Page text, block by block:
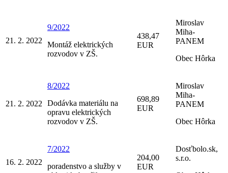
21. 2. 2022
9/2022
Montáž elektrických
rozvodov v ZŠ.
438,47
EUR
Miroslav
Miha-
PANEM
Obec Hôrka
21. 2. 2022
8/2022
Dodávka materiálu na
opravu elektrických
rozvodov v ZŠ.
698,89
EUR
Miroslav
Miha-
PANEM
Obec Hôrka
16. 2. 2022
7/2022
poradenstvo a služby v
204,00
EUR
Dosťbolo.sk,
s.r.o.